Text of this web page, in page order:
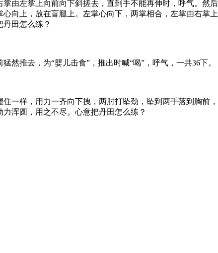
由左掌上向前向下斜搓去，直到手不能再伸时，呼气。然后
向上，放在盲腿上。左掌心向下，两掌相合，左掌由右掌上
田怎么练？
推去，为“婴儿击食”，推出时喊“喝”，呼气，一共36下。
一样，用力一齐向下拽，两肘打坠劲，坠到两手落到胸前，
浑圆，用之不尽。心意把丹田怎么练？